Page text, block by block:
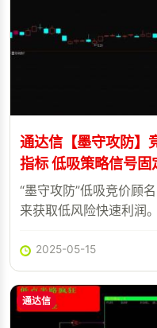
通达信【墨守攻防】
指标 低吸策略信号固
“墨守攻防”低吸竞价顾
来获取低风险快速利润
2025-05-15
通达信